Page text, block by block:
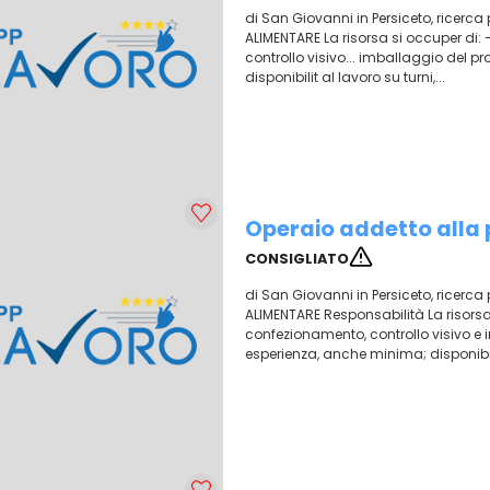
di San Giovanni in Persiceto, ricerca
ALIMENTARE La risorsa si occuper
controllo visivo... imballaggio del
disponibilit al lavoro su turni,...
Operaio addetto alla
CONSIGLIATO
di San Giovanni in Persiceto, ricerca
ALIMENTARE Responsabilità La
confezionamento, controllo visivo e
esperienza, anche minima;